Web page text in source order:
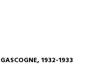
1932-1933